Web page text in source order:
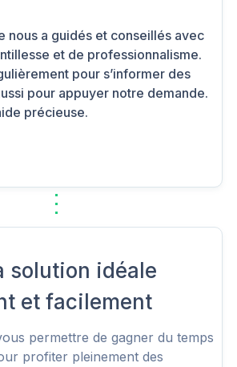
nous a guidés et conseillés avec
et de professionnalisme.
pour s’informer des
pour appuyer notre demande.
précieuse.
solution idéale
et facilement
permettre de gagner du temps
profiter pleinement des